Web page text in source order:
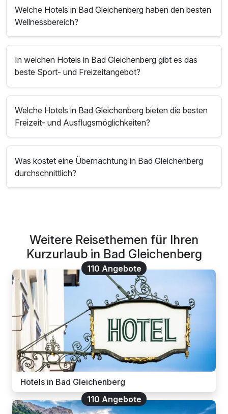
Welche Hotels in Bad Gleichenberg haben den besten
Wellnessbereich?
In welchen Hotels in Bad Gleichenberg gibt es das
beste Sport- und Freizeitangebot?
Welche Hotels in Bad Gleichenberg bieten die besten
Freizeit- und Ausflugsmöglichkeiten?
Was kostet eine Übernachtung in Bad Gleichenberg
durchschnittlich?
Weitere Reisethemen für Ihren
Kurzurlaub in Bad Gleichenberg
110 Angebote
Hotels in Bad Gleichenberg
110 Angebote